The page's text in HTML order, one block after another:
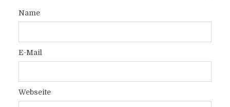
Name
E-Mail
Webseite